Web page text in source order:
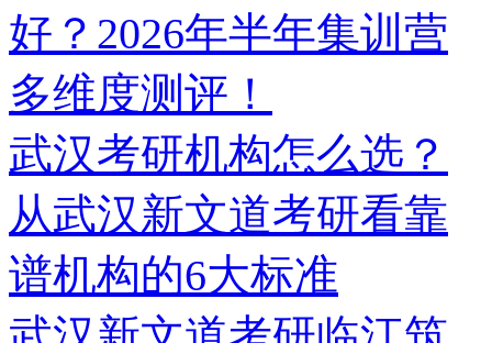
好？2026年半年集训营
多维度测评！
武汉考研机构怎么选？
从武汉新文道考研看靠
谱机构的6大标准